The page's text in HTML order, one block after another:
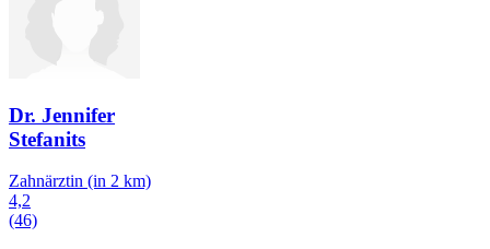
Dr. Jennifer
Stefanits
Zahnärztin (in 2 km)
4,2
(46)